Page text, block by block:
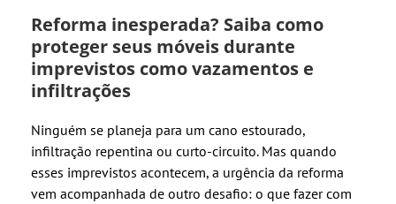
Reforma inesperada? Saiba como
proteger seus móveis durante
imprevistos como vazamentos e
infiltrações
Ninguém se planeja para um cano estourado,
infiltração repentina ou curto-circuito. Mas quando
esses imprevistos acontecem, a urgência da reforma
vem acompanhada de outro desafio: o que fazer com